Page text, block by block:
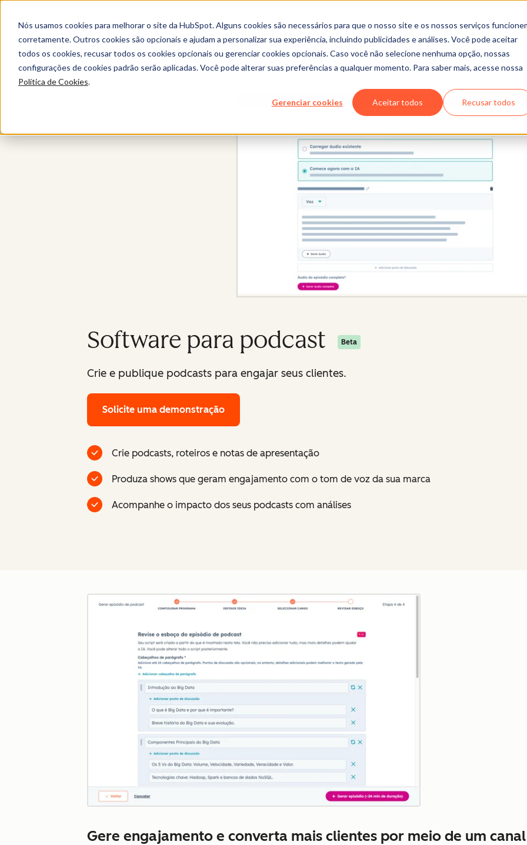
Nós usamos cookies para melhorar o site da HubSpot. Alguns cookies são necessários para que o nosso site e os nossos serviços
corretamente. Outros cookies são opcionais e ajudam a personalizar sua experiência, incluindo publicidades e análises. Você pode aceitar
todos os cookies, recusar todos os cookies opcionais ou gerenciar cookies opcionais. Caso você não selecione nenhuma opção, nossas
configurações de cookies padrão serão aplicadas. Você pode alterar suas preferências a qualquer momento. Para saber mais, acesse nossa
Política de Cookies.
Gerenciar cookies Aceitar todos Recusar todos
Content Hub
Software para podcast Beta
Crie e publique podcasts para engajar seus clientes.
Solicite uma demonstração
Crie podcasts, roteiros e notas de apresentação
Produza shows que geram engajamento com o tom de voz da sua marca
Acompanhe o impacto dos seus podcasts com análises
Gere engajamento e converta mais clientes por meio de um